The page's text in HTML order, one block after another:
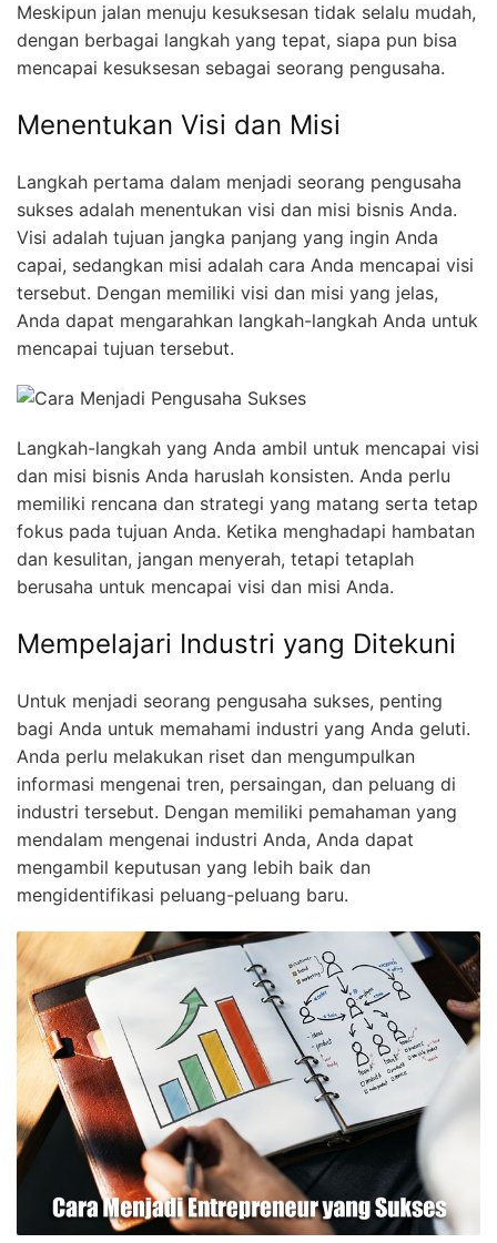
Meskipun jalan menuju kesuksesan tidak selalu mudah,
dengan berbagai langkah yang tepat, siapa pun bisa
mencapai kesuksesan sebagai seorang pengusaha.
Menentukan Visi dan Misi
Langkah pertama dalam menjadi seorang pengusaha
sukses adalah menentukan visi dan misi bisnis Anda.
Visi adalah tujuan jangka panjang yang ingin Anda
capai, sedangkan misi adalah cara Anda mencapai visi
tersebut. Dengan memiliki visi dan misi yang jelas,
Anda dapat mengarahkan langkah-langkah Anda untuk
mencapai tujuan tersebut.
Langkah-langkah yang Anda ambil untuk mencapai visi
dan misi bisnis Anda haruslah konsisten. Anda perlu
memiliki rencana dan strategi yang matang serta tetap
fokus pada tujuan Anda. Ketika menghadapi hambatan
dan kesulitan, jangan menyerah, tetapi tetaplah
berusaha untuk mencapai visi dan misi Anda.
Mempelajari Industri yang Ditekuni
Untuk menjadi seorang pengusaha sukses, penting
bagi Anda untuk memahami industri yang Anda geluti.
Anda perlu melakukan riset dan mengumpulkan
informasi mengenai tren, persaingan, dan peluang di
industri tersebut. Dengan memiliki pemahaman yang
mendalam mengenai industri Anda, Anda dapat
mengambil keputusan yang lebih baik dan
mengidentifikasi peluang-peluang baru.